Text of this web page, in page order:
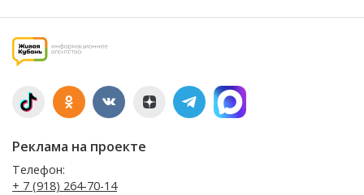
Реклама на проекте
Телефон:
+ 7 (918) 264-70-14